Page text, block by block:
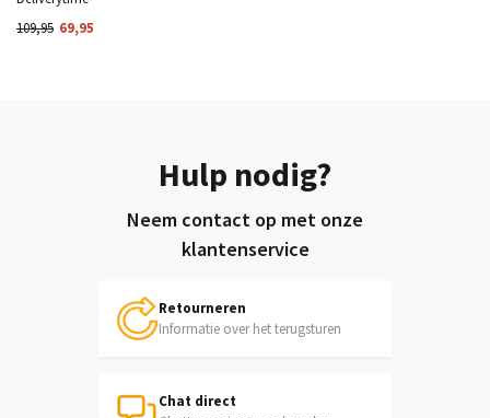
109,95 69,95
Hulp nodig?
Neem contact op met onze
klantenservice
Retourneren
Informatie over het terugsturen
Chat direct